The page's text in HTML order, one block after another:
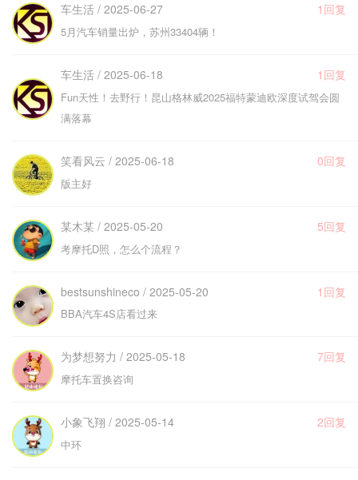
车生活 / 2025-06-27 1回复
5月汽车销量出炉，苏州33404辆！
车生活 / 2025-06-18 1回复
Fun天性！去野行！昆山格林威2025福特蒙迪欧深度试驾会圆
满落幕
笑看风云 / 2025-06-18 0回复
版主好
某木某 / 2025-05-20 5回复
考摩托D照，怎么个流程？
bestsunshineco / 2025-05-20 1回复
BBA汽车4S店看过来
为梦想努力 / 2025-05-18 7回复
摩托车置换咨询
小象飞翔 / 2025-05-14 2回复
中环